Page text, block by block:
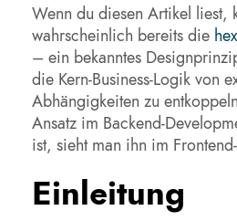
Wenn du diesen Artikel liest,
wahrscheinlich bereits die
– ein bekanntes
die Kern-Business-Logik von
Abhängigkeiten zu
Ansatz im Backend-
ist, sieht man ihn im
Einleitung